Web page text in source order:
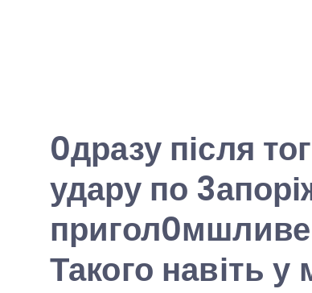
0дразу після
удару по
Такого навіть